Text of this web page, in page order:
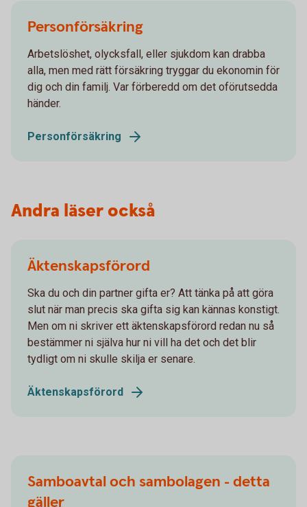
Personförsäkring
Arbetslöshet, olycksfall, eller sjukdom kan drabba
alla, men med rätt försäkring tryggar du ekonomin för
dig och din familj. Var förberedd om det oförutsedda
händer.
Personförsäkring
Andra läser också
Äktenskapsförord
Ska du och din partner gifta er? Att tänka på att göra
slut när man precis ska gifta sig kan kännas konstigt.
Men om ni skriver ett äktenskapsförord redan nu så
bestämmer ni själva hur ni vill ha det och det blir
tydligt om ni skulle skilja er senare.
Äktenskapsförord
Samboavtal och sambolagen - detta
gäller